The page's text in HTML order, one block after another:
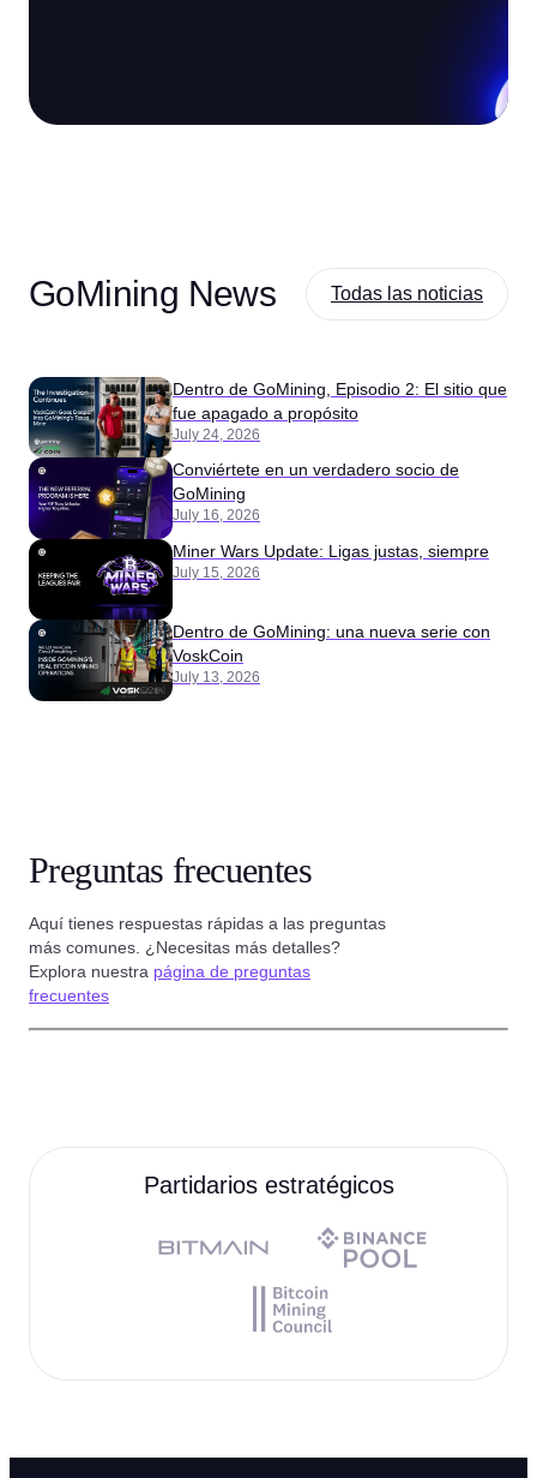
GoMining News Todas las noticias
Dentro de GoMining, Episodio 2: El sitio que
fue apagado a propósito
July 24, 2026
Conviértete en un verdadero socio de
GoMining
July 16, 2026
Miner Wars Update: Ligas justas, siempre
July 15, 2026
Dentro de GoMining: una nueva serie con
VoskCoin
July 13, 2026
Preguntas frecuentes
Aquí tienes respuestas rápidas a las preguntas
más comunes. ¿Necesitas más detalles?
Explora nuestra página de preguntas
frecuentes
Partidarios estratégicos